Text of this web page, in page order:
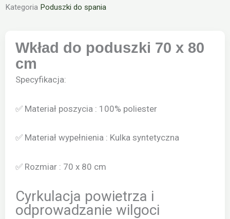
Kategoria Poduszki do spania
Wkład do poduszki 70 x 80
cm
Specyfikacja:
✅ Materiał poszycia : 100% poliester
✅ Materiał wypełnienia : Kulka syntetyczna
✅ Rozmiar : 70 x 80 cm
Cyrkulacja powietrza i
odprowadzanie wilgoci